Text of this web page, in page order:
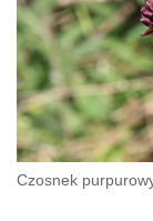
Czosnek